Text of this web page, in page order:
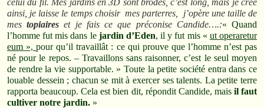
ainsi, je laisse le temps choisir mes parterres, j’opère une taille de
mestopiaires et je fais ce que préconise Candide….:« Quand
l’homme fut mis dans le jardin d’Eden, il y fut mis « ut operaretur
eum »,pour qu’il travaillât : ce qui prouve que l’homme n’est pas
né pour le repos. – Travaillons sans raisonner, c’est le seul moyen
de rendre la vie supportable. » Toute la petite société entra dans ce
louable dessein ; chacun se mit à exercer ses talents. La petite terre
rapporta beaucoup. Cela est bien dit, répondit Candide, mais il faut
cultiver notre jardin. »